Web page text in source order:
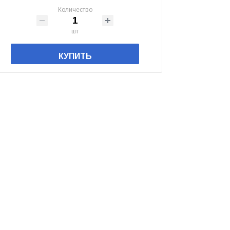
Количество
шт
КУПИТЬ